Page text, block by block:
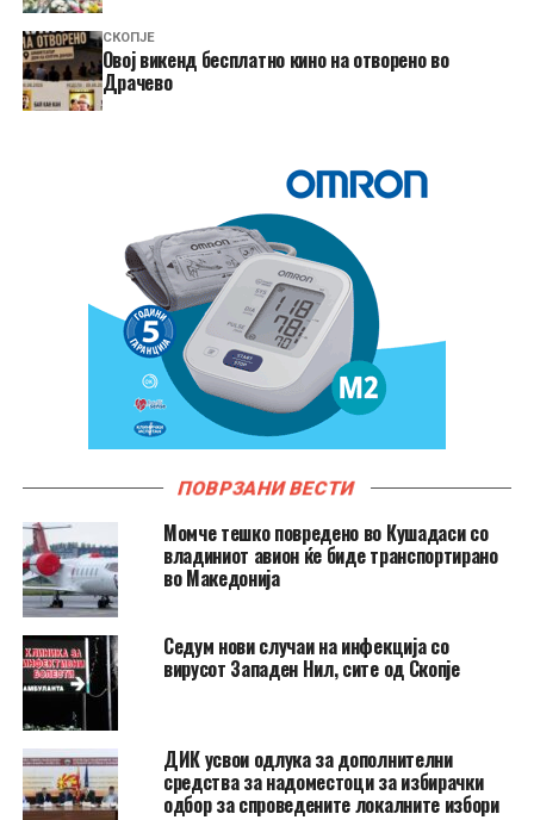
СКОПЈЕ
​Овој викенд бесплатно кино на отворено во
Драчево
ПОВРЗАНИ ВЕСТИ
Момче тешко повредено во Кушадаси со
владиниот авион ќе биде транспортирано
во Македонија
Седум нови случаи на инфекција со
вирусот Западен Нил, сите од Скопје
ДИК усвои одлука за дополнителни
средства за надоместоци за избирачки
одбор за спроведените локалните избори